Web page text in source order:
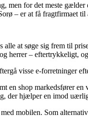
men for det meste
– er at få fragtfirmaet
at søge sig frem til
herrer – eftertrykkeligt,
visse e-forretninger
en shop markedsfører
der hjælper en imod
mobilen. Som